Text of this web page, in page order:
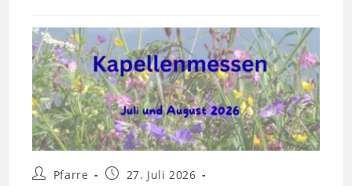
Pfarre
27. Juli 2026